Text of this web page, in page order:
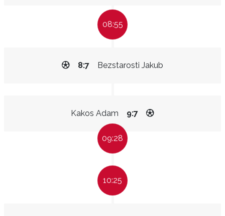
08:55
Bezstarosti Jakub
8:7
Kakos Adam 9:7
09:28
10:25